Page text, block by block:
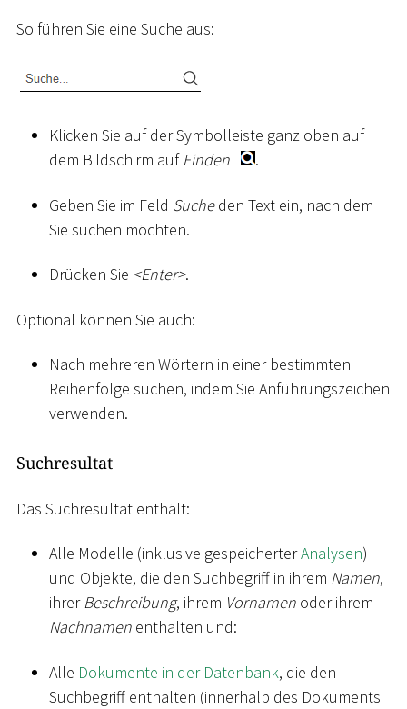
So führen Sie eine Suche aus:
Klicken Sie auf der Symbolleiste ganz oben auf
dem Bildschirm aufFinden .
Geben Sie im Feld Sucheden Text ein, nach dem
Sie suchen möchten.
Drücken Sie <Enter>.
Optional können Sie auch:
Nach mehreren Wörtern in einer bestimmten
Reihenfolge suchen, indem Sie Anführungszeichen
verwenden.
Suchresultat
Das Suchresultat enthält:
Alle Modelle (inklusive gespeicherterAnalysen)
und Objekte, die den Suchbegriff in ihrem Namen,
ihrerBeschreibung, ihrem Vornamen oder ihrem
Nachnamen enthalten und:
Alle Dokumente in der Datenbank, die den
Suchbegriff enthalten (innerhalb des Dokuments